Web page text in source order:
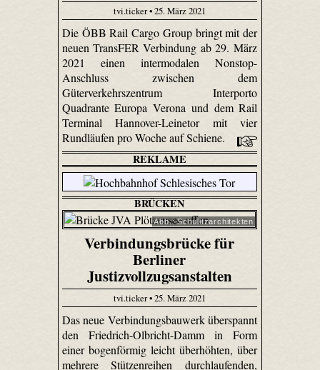
tvi.ticker • 25. März 2021
Die ÖBB Rail Cargo Group bringt mit der
neuen TransFER Verbindung ab 29. März
2021 einen intermodalen Nonstop-
Anschluss zwischen dem
Güterverkehrszentrum Interporto
Quadrante Europa Verona und dem Rail
Terminal Hannover-Leinetor mit vier
Rundläufen pro Woche auf Schiene.
REKLAME
BRÜCKEN
Abb.: Schulitzarchitekten
Verbindungsbrücke für
Berliner
Justizvollzugsanstalten
tvi.ticker • 25. März 2021
Das neue Verbindungsbauwerk überspannt
den Friedrich-Olbricht-Damm in Form
einer bogenförmig leicht überhöhten, über
mehrere Stützenreihen durchlaufenden,